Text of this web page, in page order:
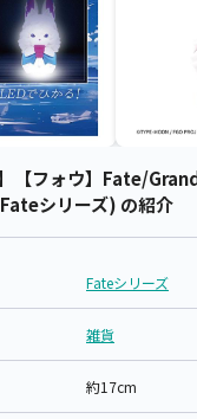
【フォウ】Fate/
シリーズ) の紹介
Fateシリーズ
雑貨
約17cm